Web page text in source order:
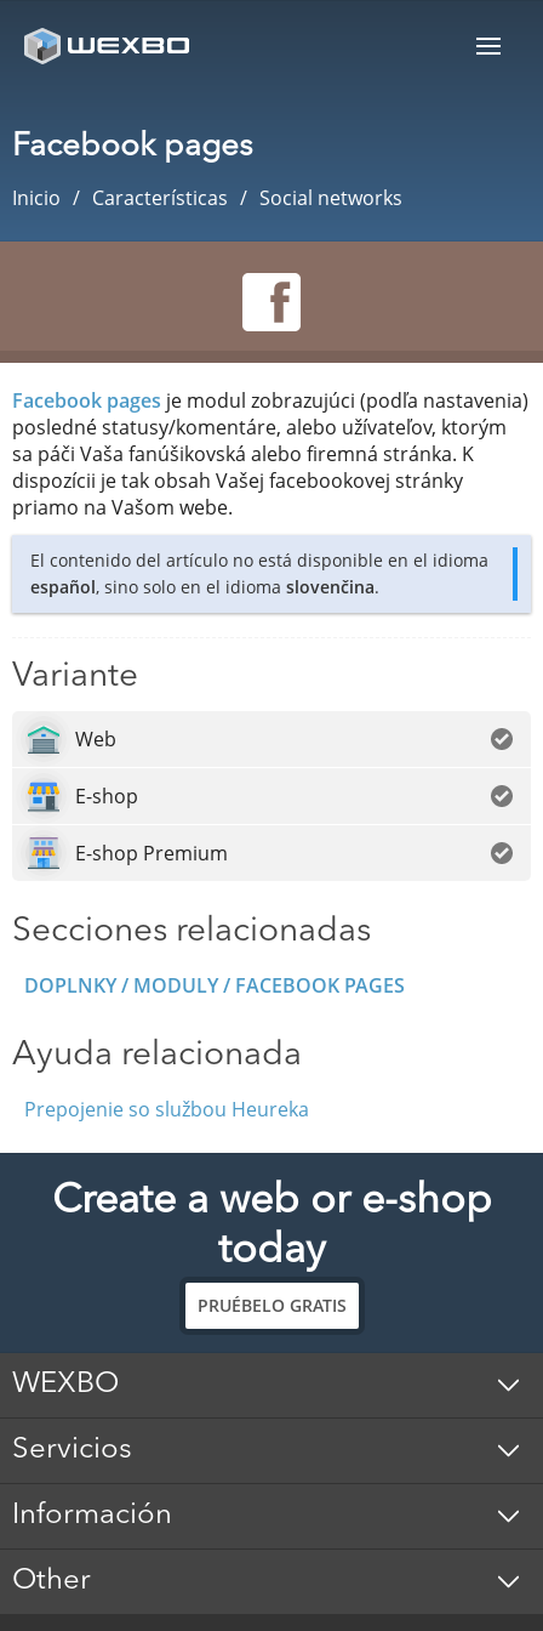
Facebook pages
Inicio Características Social networks
Facebook pages je modul zobrazujúci (podľa nastavenia)
posledné statusy/komentáre, alebo užívateľov, ktorým
sa páči Vaša fanúšikovská alebo firemná stránka. K
dispozícii je tak obsah Vašej facebookovej stránky
priamo na Vašom webe.
El contenido del artículo no está disponible en el idioma
español, sino solo en el idioma slovenčina.
Variante
Web
E-shop
E-shop Premium
Secciones relacionadas
DOPLNKY / MODULY / FACEBOOK PAGES
Ayuda relacionada
Prepojenie so službou Heureka
Create a web or e-shop
today
PRUÉBELO GRATIS
WEXBO
Servicios
Información
Other